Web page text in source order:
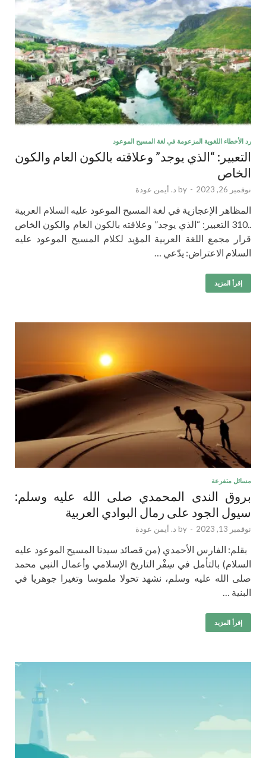
رد الأخطاء اللغوية المزعومة في لغة المسيح الموعود
التعبير: “الذي يوجد” وعلاقته بالكون العام والكون
الخاص
نوفمبر 26, 2023 -
by د. أيمن عودة
المظاهر الإعجازية في لغة المسيح الموعود عليه السلام العربية
..310 التعبير: “الذي يوجد” وعلاقته بالكون العام والكون الخاص
قرار مجمع اللغة العربية المؤيد لكلام المسيح الموعود عليه
السلام الاعتراض: يدّعي …
إقرأ المزيد
مسائل متفرعة
بروق الندى المحمدي صلى الله عليه وسلم:
سيول الجود على رمال البوادي العربية
نوفمبر 13, 2023 -
by د. أيمن عودة
بقلم: الفارس الأحمدي (من قصائد سيدنا المسيح الموعود عليه
السلام) بالتأمل في سِفْر التاريخ الإسلامي وأعمال النبي محمد
صلى الله عليه وسلم، نشهد تحولا ملموسا وتغيرا جوهريا في
البنية …
إقرأ المزيد